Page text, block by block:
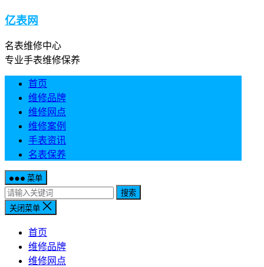
亿表网
名表维修中心
专业手表维修保养
首页
维修品牌
维修网点
维修案例
手表资讯
名表保养
菜单
搜索
关闭菜单
首页
维修品牌
维修网点